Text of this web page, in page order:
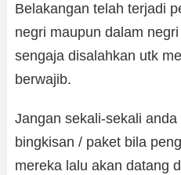
Belakangan telah terjadi
negri maupun dalam
sengaja disalahkan utk
berwajib.
Jangan sekali-sekali
bingkisan / paket bila
mereka lalu akan datang